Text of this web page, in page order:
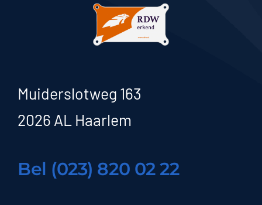
Muiderslotweg 163
2026 AL Haarlem
Bel (023) 820 02 22